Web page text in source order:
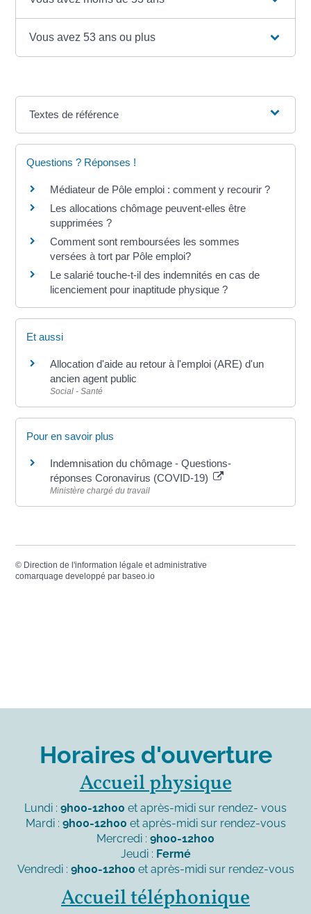
Vous avez 53 ans ou plus
Textes de référence
Questions ? Réponses !
Médiateur de Pôle emploi : comment y recourir ?
Les allocations chômage peuvent-elles être
supprimées ?
Comment sont remboursées les sommes
versées à tort par Pôle emploi?
Le salarié touche-t-il des indemnités en cas de
licenciement pour inaptitude physique ?
Et aussi
Allocation d'aide au retour à l'emploi (ARE) d'un
ancien agent public
Social - Santé
Pour en savoir plus
Indemnisation du chômage - Questions-
réponses Coronavirus (COVID-19)
Ministère chargé du travail
© Direction de l'information légale et administrative
comarquage developpé par baseo.io
Horaires d'ouverture
Accueil physique
Lundi : 9h00-12h00 et après-midi sur rendez- vous
Mardi : 9h00-12h00 et après-midi sur rendez-vous
Mercredi : 9h00-12h00
Jeudi : Fermé
Vendredi : 9h00-12h00 et après-midi sur rendez-vous
Accueil téléphonique